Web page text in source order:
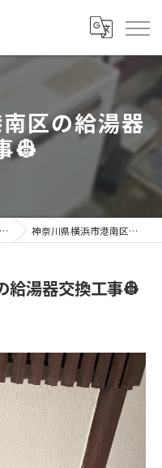
区の給湯器
👷
神奈川県横浜市港南区の給湯器交換工事👷
給湯器交換工事👷